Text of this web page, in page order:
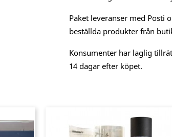
Paket leveranser med Posti
beställda produkter från
Konsumenter har laglig
14 dagar efter köpet.